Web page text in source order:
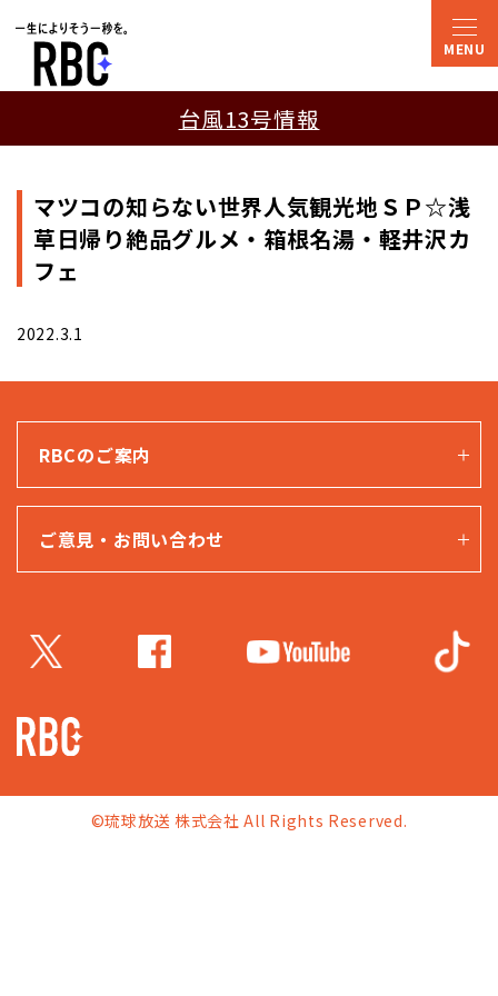
台風13号情報
マツコの知らない世界人気観光地ＳＰ☆浅
草日帰り絶品グルメ・箱根名湯・軽井沢カ
フェ
2022.3.1
RBCのご案内
ご意見・お問い合わせ
©琉球放送 株式会社 All Rights Reserved.